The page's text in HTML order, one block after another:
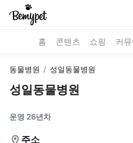
홈 콘텐츠 쇼핑 커
동물병원 / 성일동물병원
성일동물병원
운영 26년차
주소